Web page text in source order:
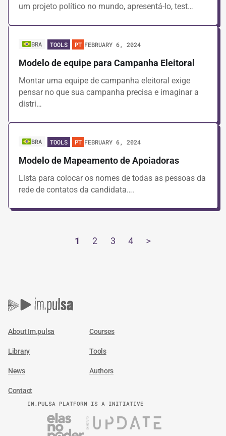
um projeto político no mundo, apresentá-lo, test…
BRA TOOLS PT FEBRUARY 6, 2024
Modelo de equipe para Campanha Eleitoral
Montar uma equipe de campanha eleitoral exige
pensar no que sua campanha precisa e imaginar a
distri…
BRA TOOLS PT FEBRUARY 6, 2024
Modelo de Mapeamento de Apoiadoras
Lista para colocar os nomes de todas as pessoas da
rede de contatos da candidata….
1 2 3 4 >
About Im.pulsa Courses
Library Tools
News Authors
Contact
IM.PULSA PLATFORM IS A INITIATIVE